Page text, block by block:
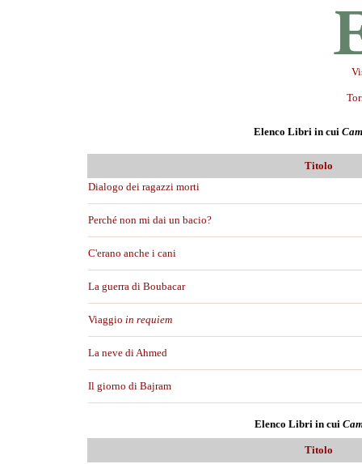
Elenco Libri in cui
Titolo
Dialogo dei ragazzi morti
Perché non mi dai un bacio?
C'erano anche i cani
La guerra di Boubacar
Viaggio in requiem
La neve di Ahmed
Il giorno di Bajram
Elenco Libri in cui
Titolo